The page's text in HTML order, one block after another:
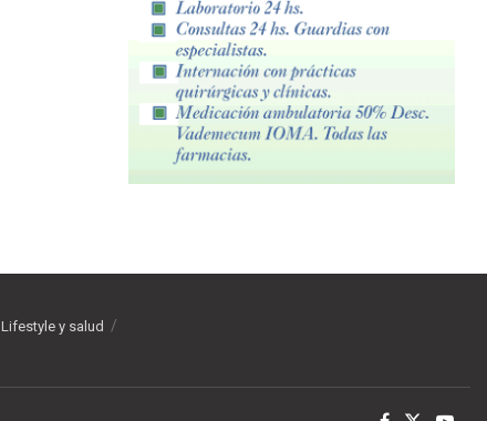
Lifestyle y salud